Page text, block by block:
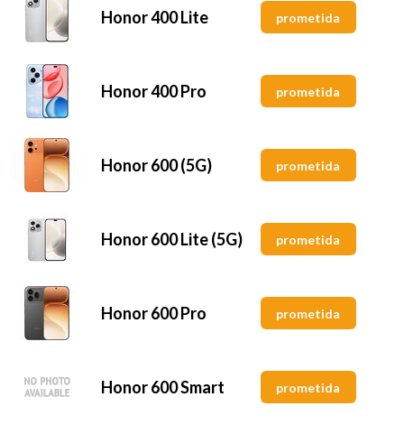
Honor 400 Lite prometida
Honor 400 Pro prometida
Honor 600 (5G) prometida
Honor 600 Lite (5G) prometida
Honor 600 Pro prometida
Honor 600 Smart prometida